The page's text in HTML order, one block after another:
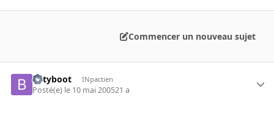
Commencer un nouveau sujet
betyboot INpactien
Posté(e) le 10 mai 200521 a